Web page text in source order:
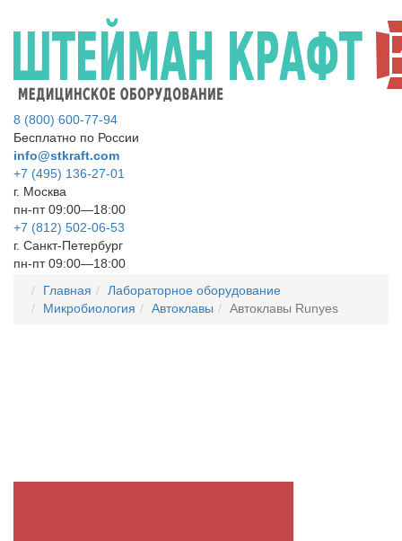
8 (800) 600-77-94
Бесплатно по России
info@stkraft.com
+7 (495) 136-27-01
г. Москва
пн-пт 09:00—18:00
+7 (812) 502-06-53
г. Санкт-Петербург
пн-пт 09:00—18:00
Главная
Лабораторное оборудование
Микробиология
Автоклавы Автоклавы Runyes